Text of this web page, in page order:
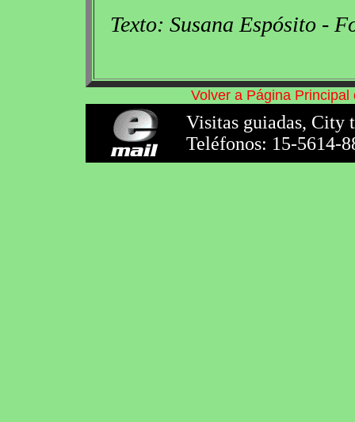
Texto: Susana Espósito -
Volver a Página
Visitas guiadas, City
Teléfonos: 15-5614-